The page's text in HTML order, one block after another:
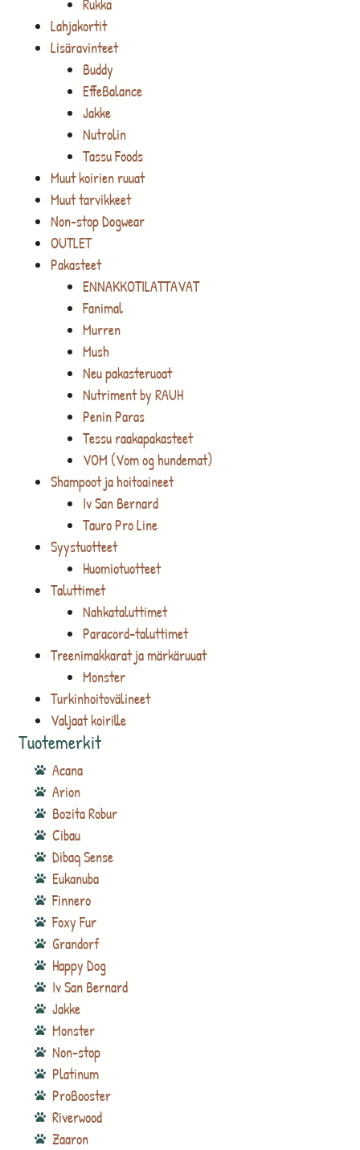
Rukka
Lahjakortit
Lisäravinteet
Buddy
EffeBalance
Jakke
Nutrolin
Tassu Foods
Muut koirien ruuat
Muut tarvikkeet
Non-stop Dogwear
OUTLET
Pakasteet
ENNAKKOTILATTAVAT
Fanimal
Murren
Mush
Neu pakasteruoat
Nutriment by RAUH
Penin Paras
Tessu raakapakasteet
VOM (Vom og hundemat)
Shampoot ja hoitoaineet
Iv San Bernard
Tauro Pro Line
Syystuotteet
Huomiotuotteet
Taluttimet
Nahkataluttimet
Paracord-taluttimet
Treenimakkarat ja märkäruuat
Monster
Turkinhoitovälineet
Valjaat koirille
Tuotemerkit
Acana
Arion
Bozita Robur
Cibau
Dibaq Sense
Eukanuba
Finnero
Foxy Fur
Grandorf
Happy Dog
Iv San Bernard
Jakke
Monster
Non-stop
Platinum
ProBooster
Riverwood
Zaaron